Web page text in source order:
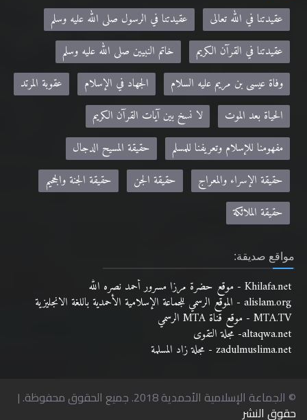
عقائد، مفاهيم وحقائق
عقيدتنا في الله تعالى
عقيدتنا في الرسول صلى الله عليه وسلم
عقيدتنا في القرآن الكريم
خاتم النبيين صلى الله عليه وسلم
وفاة عيسى بن مريم عليه السلام
الجهاد في الإسلام
الحياة بعد الموت
لا نسخ بين آيات القرآن الكريم
مفهومنا للإسلام وتعريفنا للمسلم
حقيقة المسيح الدجال
حقيقة الإسراء والمعراج
مواقع صديقة:
Khilafa.net - موقع حضرة مرزا مسرور أحمد نصره الله
alislam.org - الموقع الرسمي للجماعة الإسلامية الأحمدية باللغة الانجليزية
MTA.TV - موقع قناة MTA الرسمي